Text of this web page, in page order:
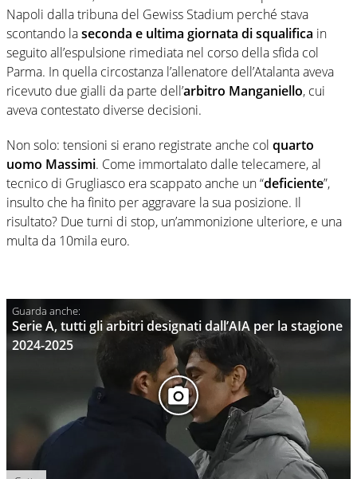
Napoli dalla tribuna del Gewiss Stadium perché stava
scontando laseconda e ultima giornata di squalifica in
seguito all’espulsione rimediata nel corso della sfida col
Parma. In quella circostanza l’allenatore dell’Atalanta aveva
ricevuto due gialli da parte dell’arbitro Manganiello, cui
aveva contestato diverse decisioni.
Non solo: tensioni si erano registrate anche col quarto
uomo Massimi. Come immortalato dalle telecamere, al
tecnico di Grugliasco era scappato anche un “deficiente”,
insulto che ha finito per aggravare la sua posizione. Il
risultato? Due turni di stop, un’ammonizione ulteriore, e una
multa da 10mila euro.
Serie A, tutti gli arbitri designati dall’AIA per la stagione
2024-2025